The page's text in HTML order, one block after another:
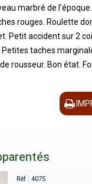
marbré de
rouges. Roulette
Petit accident sur 2
Petites taches
rousseur. Bon état.
Réf : 4075